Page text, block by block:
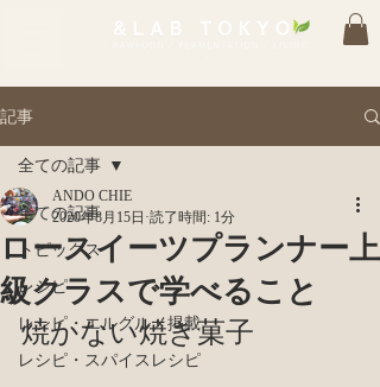
記事
全ての記事
トピックス
レシピ
レシピ・エルグルメ掲載
レシピ・スパイスレシピ
全ての記事
ロースイーツプランナー上
級クラスで学べること
ANDO CHIE
2020年8月15日 読了時間: 1分
焼かない焼き菓子